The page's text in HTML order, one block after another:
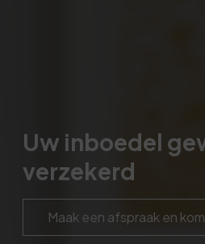
Uw inboedel
verzekerd
Maak een afspraak en